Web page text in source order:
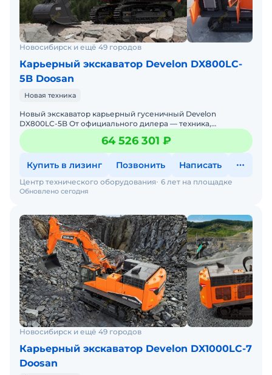
Новосибирск и ещё 49 городов
Карьерный экскаватор Develon DX800LC-
5B Doosan
Новая техника
Новый экскаватор карьерный гусеничный Develon
DX800LC-5B От официального дилера — техника,
проверенная временем, с гарантиями и полным
обслуживанием! Произ64 526 301 ₽
Купить в лизинг Позвонить Написать
Обновлено сегодня
Центр технического оборудования 6 лет на площадке
Новосибирск и ещё 49 городов
Карьерный экскаватор Develon DX1000LC-7
Doosan